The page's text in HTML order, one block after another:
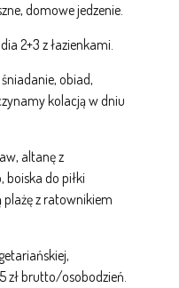
domowe jedzenie.
2+3 z łazienkami.
obiad,
kolacją w dniu
altanę z
boiska do piłki
plażę z ratownikiem
zł brutto/osobodzień.